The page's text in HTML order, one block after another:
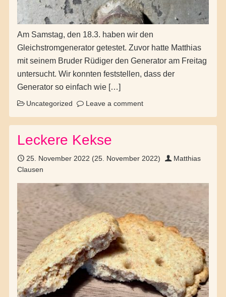
Am Samstag, den 18.3. haben wir den
Gleichstromgenerator getestet. Zuvor hatte Matthias
mit seinem Bruder Rüdiger den Generator am Freitag
untersucht. Wir konnten feststellen, dass der
Generator so einfach wie […]
Uncategorized Leave a comment
Leckere Kekse
25. November 2022 (25. November 2022)
Matthias
Clausen